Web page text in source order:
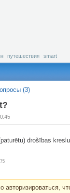
путешествия smart
(3)
drošības
75
авторизироваться,